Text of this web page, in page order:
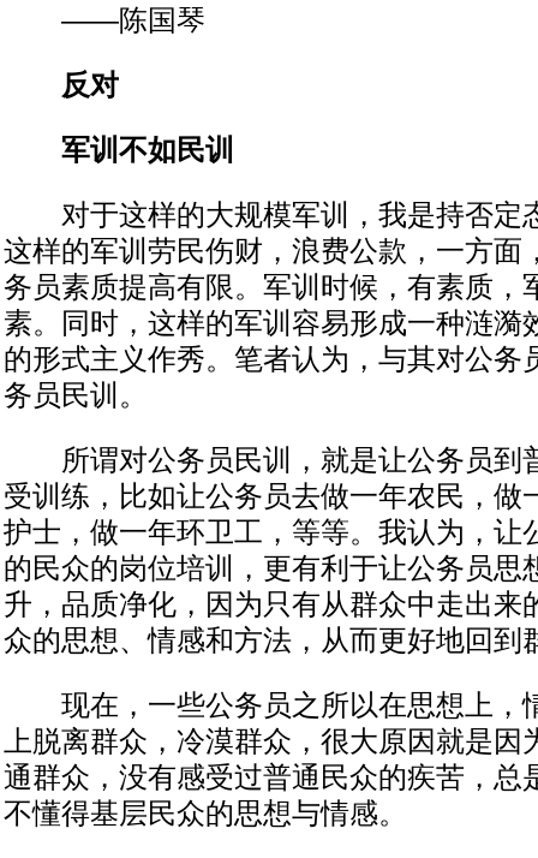
——陈国琴
反对
军训不如民训
对于这样的大规模军训，我是持否定
这样的军训劳民伤财，浪费公款，一方面
务员素质提高有限。军训时候，有素质，
素。同时，这样的军训容易形成一种涟漪
的形式主义作秀。笔者认为，与其对公务
务员民训。
所谓对公务员民训，就是让公务员到
受训练，比如让公务员去做一年农民，做
护士，做一年环卫工，等等。我认为，让
的民众的岗位培训，更有利于让公务员思
升，品质净化，因为只有从群众中走出来
众的思想、情感和方法，从而更好地回到
现在，一些公务员之所以在思想上，
上脱离群众，冷漠群众，很大原因就是因
通群众，没有感受过普通民众的疾苦，总
不懂得基层民众的思想与情感。